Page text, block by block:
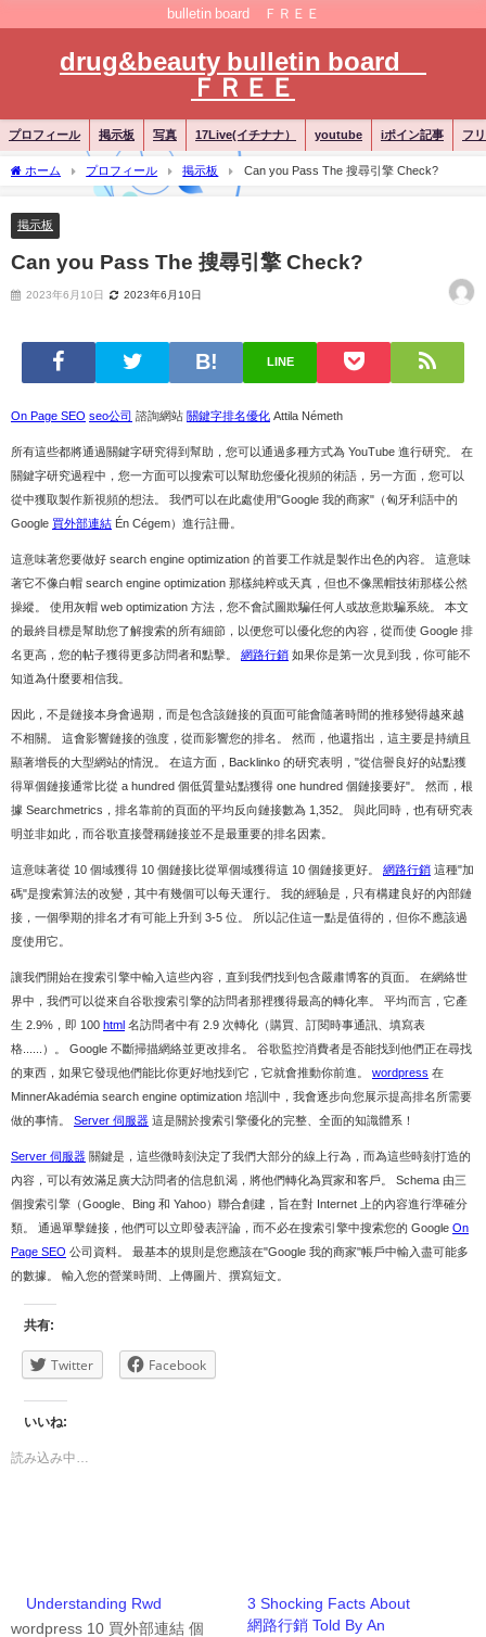
bulletin board ＦＲＥＥ
drug&beauty bulletin board
ＦＲＥＥ
プロフィール 掲示板 写真 17Live(イチナナ） youtube iポイン記事 フ
ホーム プロフィール 掲示板 Can you Pass The 搜尋引擎 Check?
掲示板
Can you Pass The 搜尋引擎 Check?
2023年6月10日 2023年6月10日
LINE
On Page SEO seo公司 諮詢網站 關鍵字排名優化 Attila Németh
所有這些都將通過關鍵字研究得到幫助，您可以通過多種方式為 YouTube 進行研究。 在
關鍵字研究過程中，您一方面可以搜索可以幫助您優化視頻的術語，另一方面，您可以
從中獲取製作新視頻的想法。 我們可以在此處使用"Google 我的商家"（匈牙利語中的
Google 買外部連結 Én Cégem）進行註冊。
這意味著您要做好 search engine optimization 的首要工作就是製作出色的內容。 這意味
著它不像白帽 search engine optimization 那樣純粹或天真，但也不像黑帽技術那樣公然
操縱。 使用灰帽 web optimization 方法，您不會試圖欺騙任何人或故意欺騙系統。 本文
的最終目標是幫助您了解搜索的所有細節，以便您可以優化您的內容，從而使 Google 排
名更高，您的帖子獲得更多訪問者和點擊。 網路行銷 如果你是第一次見到我，你可能不
知道為什麼要相信我。
因此，不是鏈接本身會過期，而是包含該鏈接的頁面可能會隨著時間的推移變得越來越
不相關。 這會影響鏈接的強度，從而影響您的排名。 然而，他還指出，這主要是持續且
顯著增長的大型網站的情況。 在這方面，Backlinko 的研究表明，"從信譽良好的站點獲
得單個鏈接通常比從 a hundred 個低質量站點獲得 one hundred 個鏈接要好"。 然而，根
據 Searchmetrics，排名靠前的頁面的平均反向鏈接數為 1,352。 與此同時，也有研究表
明並非如此，而谷歌直接聲稱鏈接並不是最重要的排名因素。
這意味著從 10 個域獲得 10 個鏈接比從單個域獲得這 10 個鏈接更好。 網路行銷 這種"加
碼"是搜索算法的改變，其中有幾個可以每天運行。 我的經驗是，只有構建良好的內部鏈
接，一個學期的排名才有可能上升到 3-5 位。 所以記住這一點是值得的，但你不應該過
度使用它。
讓我們開始在搜索引擎中輸入這些內容，直到我們找到包含嚴肅博客的頁面。 在網絡世
界中，我們可以從來自谷歌搜索引擎的訪問者那裡獲得最高的轉化率。 平均而言，它產
生 2.9%，即 100 html 名訪問者中有 2.9 次轉化（購買、訂閱時事通訊、填寫表
格......）。 Google 不斷掃描網絡並更改排名。 谷歌監控消費者是否能找到他們正在尋找
的東西，如果它發現他們能比你更好地找到它，它就會推動你前進。 wordpress 在
MinnerAkadémia search engine optimization 培訓中，我會逐步向您展示提高排名所需要
做的事情。 Server 伺服器 這是關於搜索引擎優化的完整、全面的知識體系！
Server 伺服器 關鍵是，這些微時刻決定了我們大部分的線上行為，而為這些時刻打造的
內容，可以有效滿足廣大訪問者的信息飢渴，將他們轉化為買家和客戶。 Schema 由三
個搜索引擎（Google、Bing 和 Yahoo）聯合創建，旨在對 Internet 上的內容進行準確分
類。 通過單擊鏈接，他們可以立即發表評論，而不必在搜索引擎中搜索您的 Google On
Page SEO 公司資料。 最基本的規則是您應該在"Google 我的商家"帳戶中輸入盡可能多
的數據。 輸入您的營業時間、上傳圖片、撰寫短文。
共有:
Twitter Facebook
いいね:
読み込み中…
Understanding Rwd
wordpress 10 買外部連結 個
3 Shocking Facts About
網路行銷 Told By An